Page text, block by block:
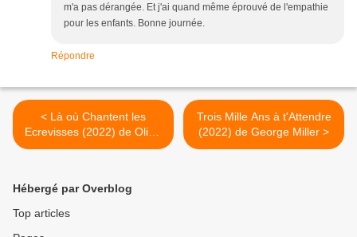
m'a pas dérangée. Et j'ai quand même éprouvé de l'empathie
pour les enfants. Bonne journée.
Répondre
< Là où Chantent les
Ecrevisses (2022) de Olivia
Newman
Trois Mille Ans à t'Attendre
(2022) de George Miller >
Hébergé par Overblog
Top articles